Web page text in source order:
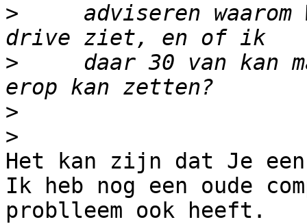
>
adviseren waarom
>
daar 30 van kan
>
>
Het kan zijn dat Je
Ik heb nog een oude
problleem ook heeft.